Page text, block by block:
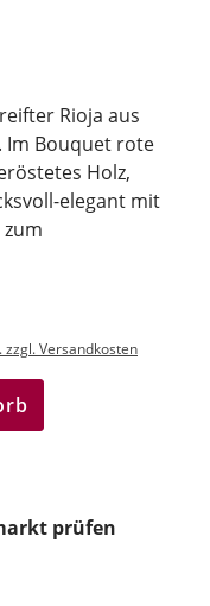
Rioja aus
Im Bouquet rote
Holz,
elegant mit
zzgl. Versandkosten
prüfen